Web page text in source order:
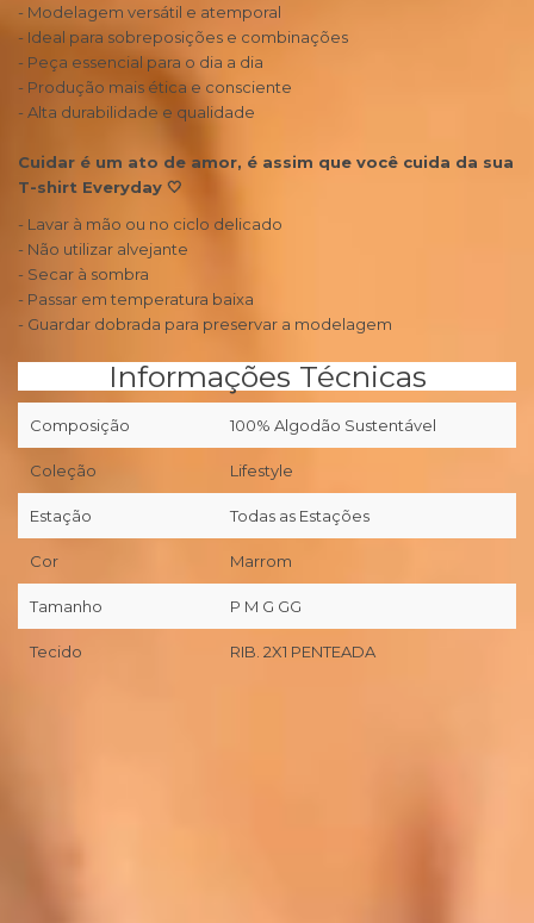
- Modelagem versátil e atemporal
- Ideal para sobreposições e combinações
- Peça essencial para o dia a dia
- Produção mais ética e consciente
- Alta durabilidade e qualidade
Cuidar é um ato de amor, é assim que você cuida da sua
T-shirt Everyday 🤍
- Lavar à mão ou no ciclo delicado
- Não utilizar alvejante
- Secar à sombra
- Passar em temperatura baixa
- Guardar dobrada para preservar a modelagem
Informações Técnicas
Composição 100% Algodão Sustentável
Coleção Lifestyle
Estação Todas as Estações
Cor Marrom
Tamanho P M G GG
Tecido RIB. 2X1 PENTEADA